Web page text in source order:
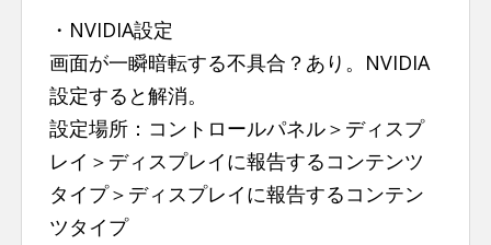
・NVIDIA設定
画面が一瞬暗転する不具合？あり。NVIDIA
設定すると解消。
設定場所：コントロールパネル＞ディスプ
レイ＞ディスプレイに報告するコンテンツ
タイプ＞ディスプレイに報告するコンテン
ツタイプ